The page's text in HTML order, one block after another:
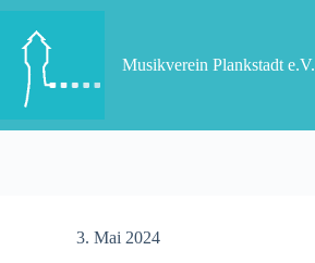
Zum
Inhalt
springen
Musikverein Plankstadt e.V.
3. Mai 2024